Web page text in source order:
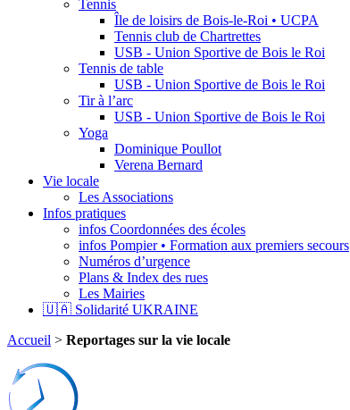
Tennis
Île de loisirs de Bois-le-Roi • UCPA
Tennis club de Chartrettes
USB - Union Sportive de Bois le Roi
Tennis de table
USB - Union Sportive de Bois le Roi
Tir à l’arc
USB - Union Sportive de Bois le Roi
Yoga
Dominique Poullot
Verena Bernard
Vie locale
Les Associations
Infos pratiques
infos Coordonnées des écoles
infos Pompier • Formation aux premiers secours
Numéros d’urgence
Plans & Index des rues
Les Mairies
🇺🇦 Solidarité UKRAINE
Accueil > Reportages sur la vie locale